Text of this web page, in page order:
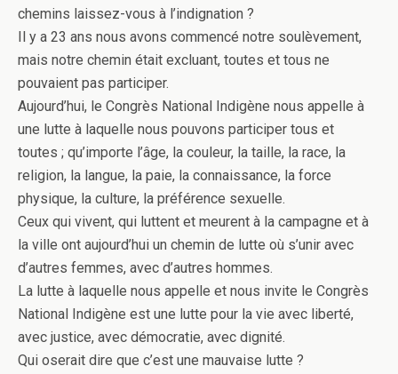
chemins laissez-vous à l’indignation ?
Il y a 23 ans nous avons commencé notre soulèvement,
mais notre chemin était excluant, toutes et tous ne
pouvaient pas participer.
Aujourd’hui, le Congrès National Indigène nous appelle à
une lutte à laquelle nous pouvons participer tous et
toutes ; qu’importe l’âge, la couleur, la taille, la race, la
religion, la langue, la paie, la connaissance, la force
physique, la culture, la préférence sexuelle.
Ceux qui vivent, qui luttent et meurent à la campagne et à
la ville ont aujourd’hui un chemin de lutte où s’unir avec
d’autres femmes, avec d’autres hommes.
La lutte à laquelle nous appelle et nous invite le Congrès
National Indigène est une lutte pour la vie avec liberté,
avec justice, avec démocratie, avec dignité.
Qui oserait dire que c’est une mauvaise lutte ?